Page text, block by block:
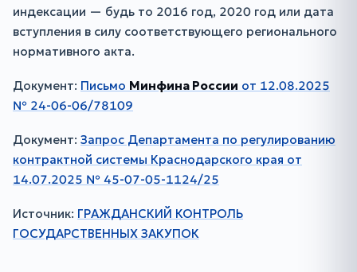
индексации — будь то 2016 год, 2020 год или дата
вступления в силу соответствующего регионального
нормативного акта.
Документ: Письмо Минфина России от 12.08.2025
№ 24-06-06/78109
Документ: Запрос Департамента по регулированию
контрактной системы Краснодарского края от
14.07.2025 № 45-07-05-1124/25
Источник: ГРАЖДАНСКИЙ КОНТРОЛЬ
ГОСУДАРСТВЕННЫХ ЗАКУПОК